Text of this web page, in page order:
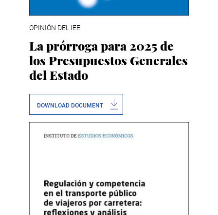
OPINIÓN DEL IEE
La prórroga para 2025 de
los Presupuestos Generales
del Estado
DOWNLOAD DOCUMENT